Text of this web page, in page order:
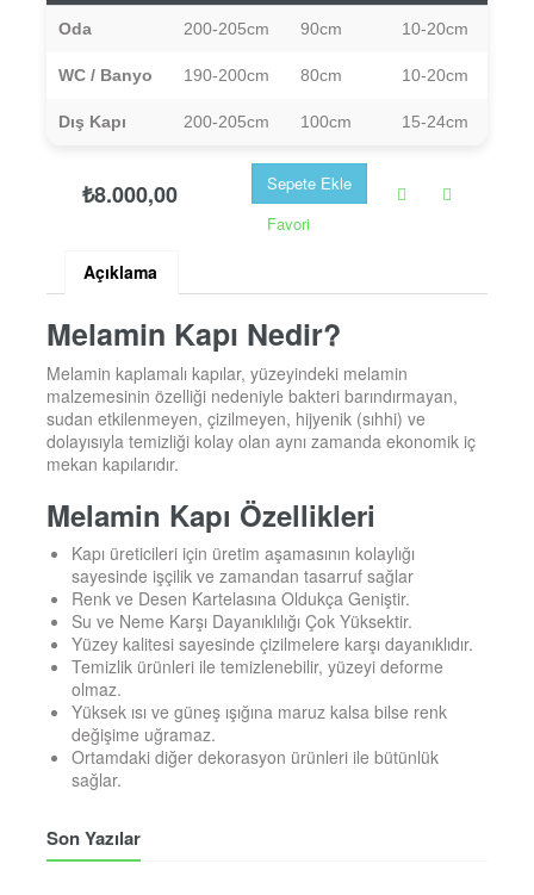
Oda 200-205cm 90cm 10-20cm
WC / Banyo 190-200cm 80cm 10-20cm
Dış Kapı 200-205cm 100cm 15-24cm
₺8.000,00
Sepete Ekle
Favori
Açıklama
Melamin Kapı Nedir?
Melamin kaplamalı kapılar, yüzeyindeki melamin
malzemesinin özelliği nedeniyle bakteri barındırmayan,
sudan etkilenmeyen, çizilmeyen, hijyenik (sıhhi) ve
dolayısıyla temizliği kolay olan aynı zamanda ekonomik iç
mekan kapılarıdır.
Melamin Kapı Özellikleri
Kapı üreticileri için üretim aşamasının kolaylığı
sayesinde işçilik ve zamandan tasarruf sağlar
Renk ve Desen Kartelasına Oldukça Geniştir.
Su ve Neme Karşı Dayanıklılığı Çok Yüksektir.
Yüzey kalitesi sayesinde çizilmelere karşı dayanıklıdır.
Temizlik ürünleri ile temizlenebilir, yüzeyi deforme
olmaz.
Yüksek ısı ve güneş ışığına maruz kalsa bilse renk
değişime uğramaz.
Ortamdaki diğer dekorasyon ürünleri ile bütünlük
sağlar.
Son Yazılar